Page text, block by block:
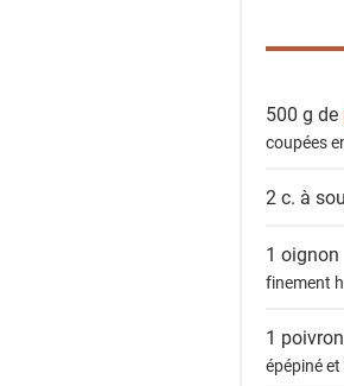
500 g de
coupées
2 c. à
1 oignon
finement
1
épépiné